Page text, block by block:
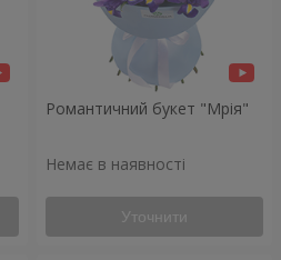
Романтичний букет "Мрія"
Немає в наявності
Уточнити